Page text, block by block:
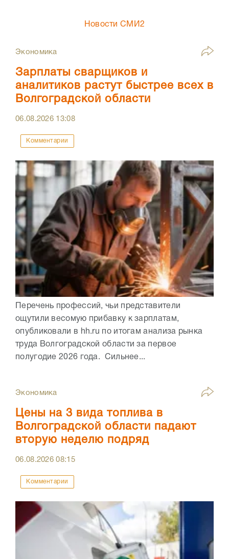
Новости СМИ2
Экономика
Зарплаты сварщиков и
аналитиков растут быстрее всех в
Волгоградской области
06.08.2026 13:08
Комментарии
Перечень профессий, чьи представители
ощутили весомую прибавку к зарплатам,
опубликовали в hh.ru по итогам анализа рынка
труда Волгоградской области за первое
полугодие 2026 года. Сильнее...
Экономика
Цены на 3 вида топлива в
Волгоградской области падают
вторую неделю подряд
06.08.202608:15
Комментарии